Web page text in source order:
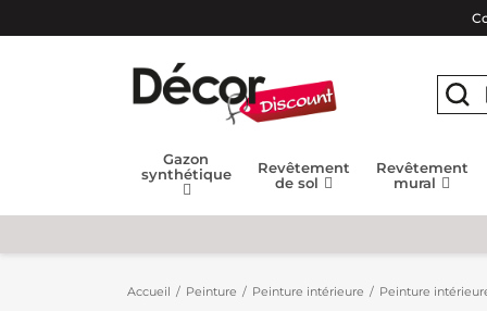
Gazon
synthétique
Revêtement
de sol
Revêtement
mural
Accueil Peinture Peinture intérieure Peinture